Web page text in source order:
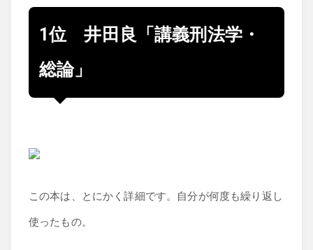
経済学
1位 井田良「講義刑法学・
総論」
この本は、とにかく詳細です。自分が何度も繰り返し
使ったもの。